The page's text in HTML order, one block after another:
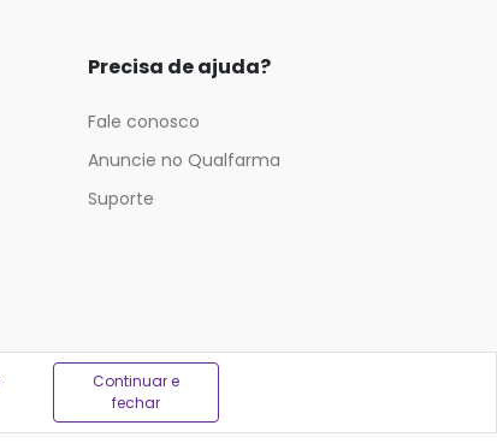
Precisa de ajuda?
Fale conosco
Anuncie no Qualfarma
Suporte
Continuar e
fechar